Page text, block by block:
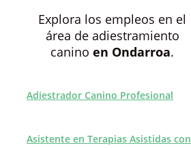
Explora los empleos en el
área de adiestramiento
canino en Ondarroa.
Adiestrador Canino Profesional
Asistente en Terapias Asistidas con